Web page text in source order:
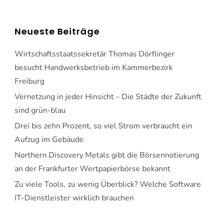
Neueste Beiträge
Wirtschaftsstaatssekretär Thomas Dörflinger
besucht Handwerksbetrieb im Kammerbezirk
Freiburg
Vernetzung in jeder Hinsicht – Die Städte der Zukunft
sind grün-blau
Drei bis zehn Prozent, so viel Strom verbraucht ein
Aufzug im Gebäude
Northern Discovery Metals gibt die Börsennotierung
an der Frankfurter Wertpapierbörse bekannt
Zu viele Tools, zu wenig Überblick? Welche Software
IT-Dienstleister wirklich brauchen